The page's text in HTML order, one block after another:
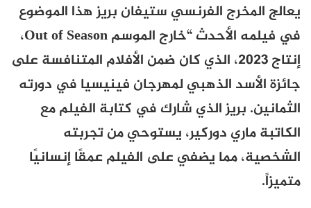
يعالج المخرج الفرنسي ستيفان بريز هذا الموضوع
في فيلمه الأحدث “خارج الموسمOut of Season،
إنتاج 2023، الذي كان ضمن الأفلام المتنافسة على
جائزة الأسد الذهبي لمهرجان فينيسيا في دورته
الثمانين. بريز الذي شارك في كتابة الفيلم مع
الكاتبة ماري دوركير، يستوحي من تجربته
الشخصية، مما يضفي على الفيلم عمقًا إنسانيًا
متميزاً.